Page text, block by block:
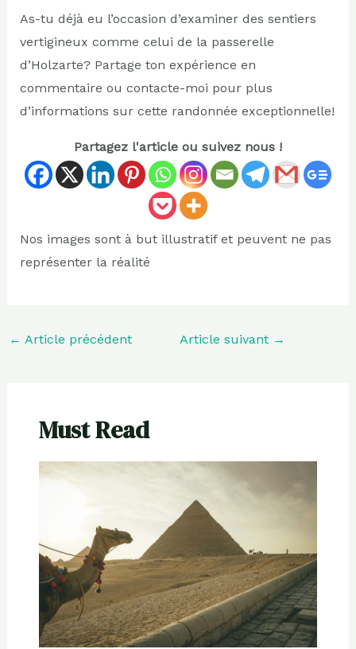
As-tu déjà eu l’occasion d’examiner des sentiers
vertigineux comme celui de la passerelle
d’Holzarte? Partage ton expérience en
commentaire ou contacte-moi pour plus
d’informations sur cette randonnée exceptionnelle!
Partagez l'article ou suivez nous !
Nos images sont à but illustratif et peuvent ne pas
représenter la réalité
← Article précédent Article suivant →
Must Read